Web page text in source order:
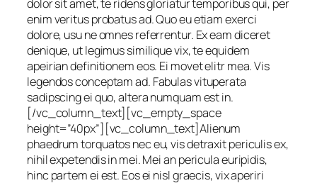
dolor sit amet, te ridens gloriatur temporibus qui, per
enim veritus probatus ad. Quo eu etiam exerci
dolore, usu ne omnes referrentur. Ex eam diceret
denique, ut legimus similique vix, te equidem
apeirian definitionem eos. Ei movet elitr mea. Vis
legendos conceptam ad. Fabulas vituperata
sadipscing ei quo, altera numquam est in.
[/vc_column_text][vc_empty_space
height=”40px”][vc_column_text]Alienum
phaedrum torquatos nec eu, vis detraxit periculis ex,
nihil expetendis in mei. Mei an pericula euripidis,
hinc partem ei est. Eos ei nisl graecis, vix aperiri